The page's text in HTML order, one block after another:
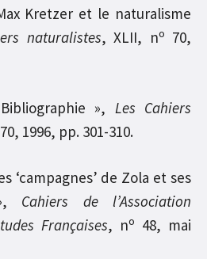
Kretzer et le naturalisme
naturalistes, XLII, no
70,
», Les Cahiers
70, 1996, pp. 301-310.
‘campagnes’ de Zola et ses
Cahiers de l’Association
Françaises, no
48, mai